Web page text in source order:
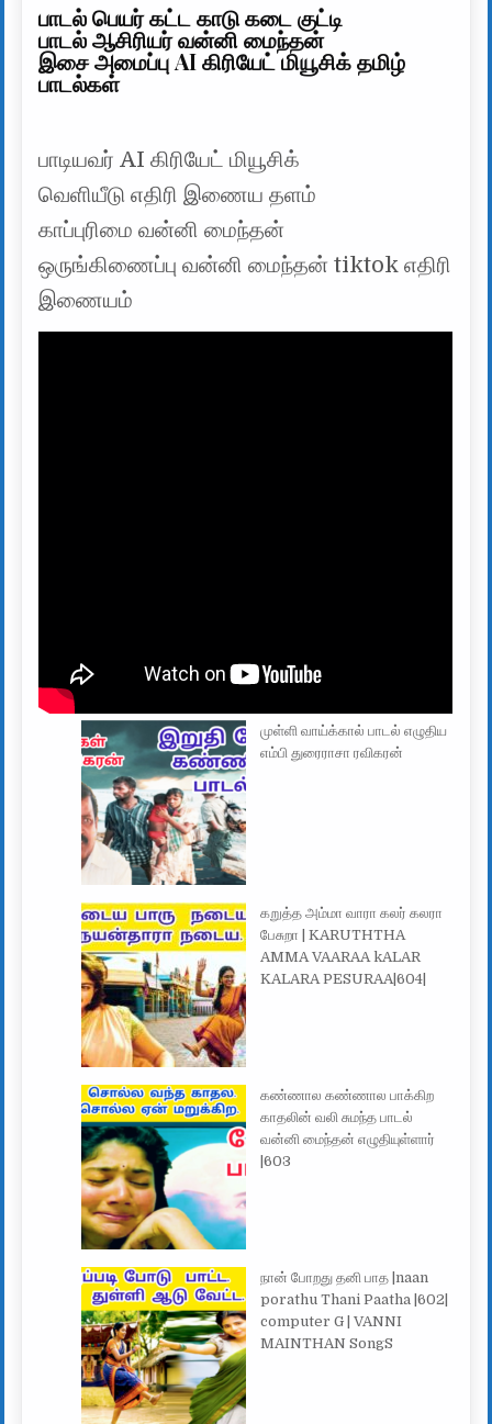
பாடல் பெயர் கட்ட காடு கடை குட்டி
பாடல் ஆசிரியர் வன்னி மைந்தன்
இசை அமைப்பு AI கிரியேட் மியூசிக் தமிழ்
பாடல்கள்
பாடியவர் AI கிரியேட் மியூசிக்
வெளியீடு எதிரி இணைய தளம்
காப்புரிமை வன்னி மைந்தன்
ஒருங்கிணைப்பு வன்னி மைந்தன் tiktok எதிரி
இணையம்
முள்ளி வாய்க்கால் பாடல் எழுதிய
எம்பி துரைராசா ரவிகரன்
கறுத்த அம்மா வாரா கலர் கலரா
பேசுறா | KARUTHTHA
AMMA VAARAA kALAR
KALARA PESURAA|604|
கண்ணால கண்ணால பாக்கிற
காதலின் வலி சுமந்த பாடல்
வன்னி மைந்தன் எழுதியுள்ளார்
|603
நான் போறது தனி பாத |naan
porathu Thani Paatha |602|
computer G | VANNI
MAINTHAN SongS